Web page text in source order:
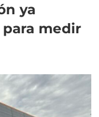
ya
medir